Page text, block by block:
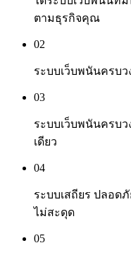
ตามธุรกิจคุณ
02
ระบบเว็บพนันครบ
03
ระบบเว็บพนันครบ
เดียว
04
ระบบเสถียร ปลอด
ไม่สะดุด
05